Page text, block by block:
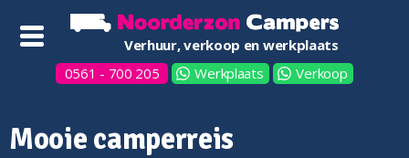
Verhuur, verkoop en werkplaats
0561 - 700 205
Werkplaats Verkoop
Mooie camperreis